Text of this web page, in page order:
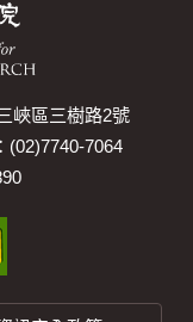
峽區三樹路2號
(02)7740-7064